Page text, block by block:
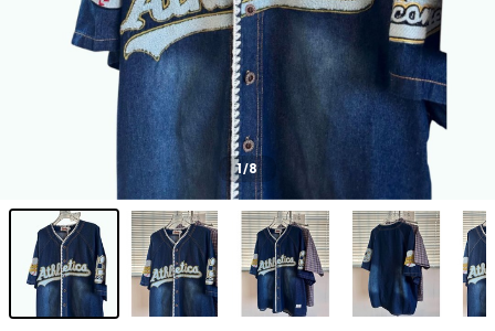
1/8